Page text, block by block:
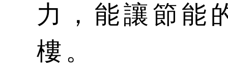
力，能讓節能
樓。